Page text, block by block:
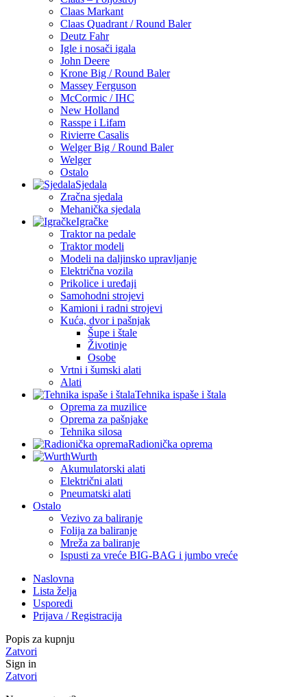
Claas Markant
Claas Quadrant / Round Baler
Deutz Fahr
Igle i nosači igala
John Deere
Krone Big / Round Baler
Massey Ferguson
McCormic / IHC
New Holland
Rasspe i Lifam
Rivierre Casalis
Welger Big / Round Baler
Welger
Ostalo
Sjedala
Zračna sjedala
Mehanička sjedala
Igračke
Traktor na pedale
Traktor modeli
Modeli na daljinsko upravljanje
Električna vozila
Prikolice i uređaji
Samohodni strojevi
Kamioni i radni strojevi
Kuća, dvor i pašnjak
Šupe i štale
Životinje
Osobe
Vrtni i šumski alati
Alati
Tehnika ispaše i štala
Oprema za muzilice
Oprema za pašnjake
Tehnika silosa
Radionička oprema
Wurth
Akumulatorski alati
Električni alati
Pneumatski alati
Ostalo
Vezivo za baliranje
Folija za baliranje
Mreža za baliranje
Ispusti za vreće BIG-BAG i jumbo vreće
Naslovna
Lista želja
Usporedi
Prijava / Registracija
Popis za kupnju
Zatvori
Sign in
Zatvori